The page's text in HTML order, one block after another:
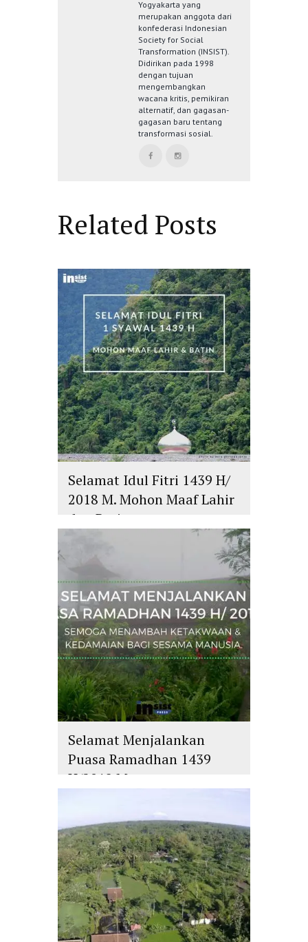
Yogyakarta yang
merupakan anggota dari
konfederasi Indonesian
Society for Social
Transformation (INSIST).
Didirikan pada 1998
dengan tujuan
mengembangkan
wacana kritis, pemikiran
alternatif, dan gagasan-
gagasan baru tentang
transformasi sosial.
Related Posts
Selamat Idul Fitri 1439 H/
2018 M. Mohon Maaf Lahir
dan Batin
Selamat Menjalankan
Puasa Ramadhan 1439
H/2018 M